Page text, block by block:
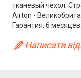
тканевый чехол.
Airton -
Гарантия: 6 месяцев.
Написати